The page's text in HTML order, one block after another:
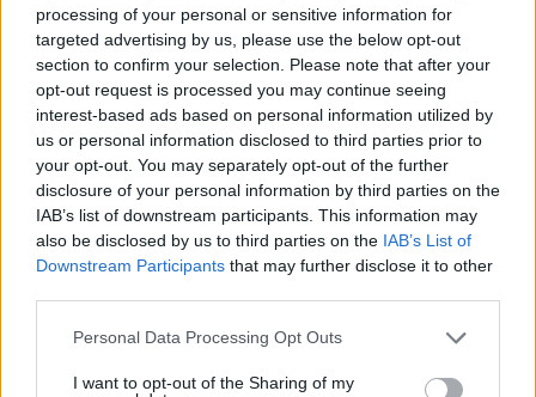
processing of your personal or sensitive information for
targeted advertising by us, please use the below opt-out
section to confirm your selection. Please note that after your
opt-out request is processed you may continue seeing
interest-based ads based on personal information utilized by
us or personal information disclosed to third parties prior to
your opt-out. You may separately opt-out of the further
disclosure of your personal information by third parties on the
IAB’s list of downstream participants. This information may
also be disclosed by us to third parties on the IAB’s List of
Downstream Participants that may further disclose it to other
Please note that this website/app uses one or more Google
not limited to your visit or usage behaviour. You may click to
Personal Data Processing Opt Outs
I want to opt-out of the Sharing of my
226 κρούσματα στην Π.Ε. Μαγνησίας
76 κρούσματα στην Π.Ε. Μεσσηνίας
1 κρούσμα στην ΠΕ Μήλου
4 κρούσματα στην Π.Ε. Μυκόνου
3 κρούσματα στη Π.Ε. Νάξου
93 κρούσματα στην Π.Ε. Ξάνθης